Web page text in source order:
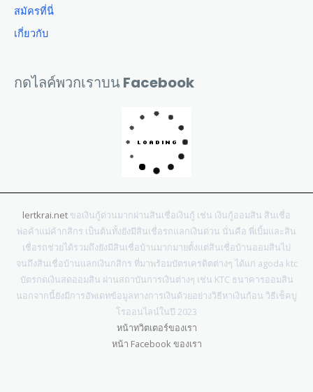
สมัครที่นี่
เกี่ยวกับ
กดไลค์พวกเราบน Facebook
lertkrai.net ขอเงินกู้ด่วนมากผ่านสินเชื่อเงินกู้ เช่น เงินกู้ออมสิน สินเชื่อ
พ่อค้าแม่ค้ากสิกร เป็นต้นทั้งยังมีสินเชื่อรถแลกเงินด่วน นั่นคือ พี่เบิ้มและสิน
เชื่อรถช่วยได้รวมถึงยังมีสินเชื่อบ้านมากมายตั้งแต่สินเชื่อบ้านออมสินไป
จนถึงสินเชื่อบ้านแลกเงินกสิกร ที่มาพร้อมบัตรเครดิตต่างๆ ได้แก่ agoda ktc
บัตรกดเงินสดออมสิน ผ่านสถาบันการเงินต่างๆ เช่น KTC ธนาคารออมสิน
นอกจากนี้ยังมีการอัพเดทข้อมูลทางการเงินด้วยอย่างวิธีหาเงินก้อน วิธีเช็คบู
โรออนไลน์ในปี 2023
หน้าทวิตเตอร์ของเรา
หน้า Facebook ของเรา